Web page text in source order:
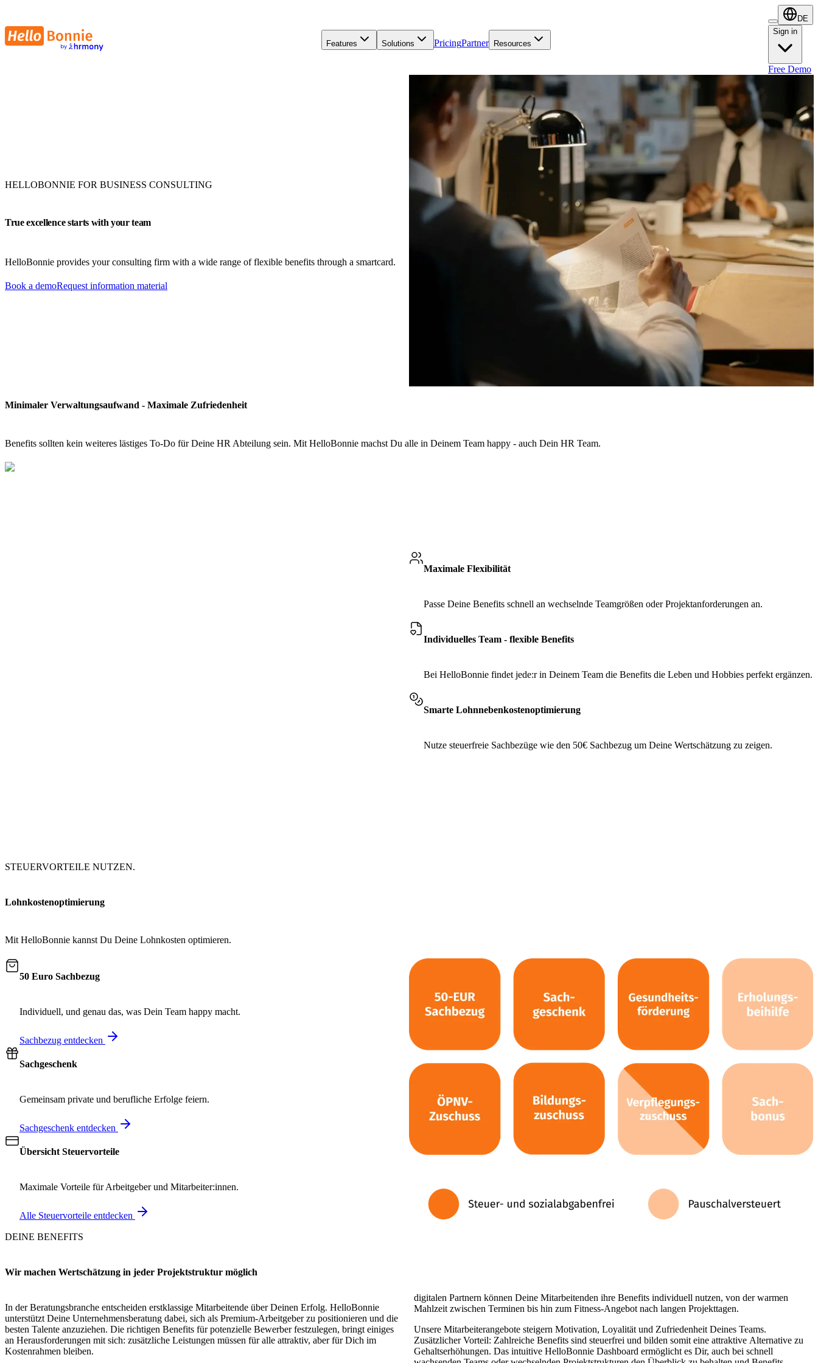
Features Solutions PricingPartner Resources
DE
Sign in
Sign in
Free Demo
HELLOBONNIE FOR BUSINESS CONSULTING
True excellence starts with your team
HelloBonnie provides your consulting firm with a wide range of flexible benefits through a smartcard.
Book a demoRequest information material
Minimaler Verwaltungsaufwand - Maximale Zufriedenheit
Benefits sollten kein weiteres lästiges To-Do für Deine HR Abteilung sein. Mit HelloBonnie machst Du alle in Deinem Team happy - auch Dein HR Team.
Maximale Flexibilität
Passe Deine Benefits schnell an wechselnde Teamgrößen oder Projektanforderungen an.
Individuelles Team - flexible Benefits
Bei HelloBonnie findet jede:r in Deinem Team die Benefits die Leben und Hobbies perfekt ergänzen.
Smarte Lohnnebenkostenoptimierung
Nutze steuerfreie Sachbezüge wie den 50€ Sachbezug um Deine Wertschätzung zu zeigen.
STEUERVORTEILE NUTZEN.
Lohnkostenoptimierung
Mit HelloBonnie kannst Du Deine Lohnkosten optimieren.
50 Euro Sachbezug
Individuell, und genau das, was Dein Team happy macht.
Sachbezug entdecken
Sachgeschenk
Gemeinsam private und berufliche Erfolge feiern.
Sachgeschenk entdecken
Übersicht Steuervorteile
Maximale Vorteile für Arbeitgeber und Mitarbeiter:innen.
Alle Steuervorteile entdecken
DEINE BENEFITS
Wir machen Wertschätzung in jeder Projektstruktur möglich
In der Beratungsbranche entscheiden erstklassige Mitarbeitende über Deinen Erfolg. HelloBonnie
unterstützt Deine Unternehmensberatung dabei, sich als Premium-Arbeitgeber zu positionieren und die
besten Talente anzuziehen. Die richtigen Benefits für potenzielle Bewerber festzulegen, bringt einiges
an Herausforderungen mit sich: zusätzliche Leistungen müssen für alle attraktiv, aber für Dich im
Kostenrahmen bleiben.
digitalen Partnern können Deine Mitarbeitenden ihre Benefits individuell nutzen, von der warmen
Mahlzeit zwischen Terminen bis hin zum Fitness-Angebot nach langen Projekttagen.
Unsere Mitarbeiterangebote steigern Motivation, Loyalität und Zufriedenheit Deines Teams.
Zusätzlicher Vorteil: Zahlreiche Benefits sind steuerfrei und bilden somit eine attraktive Alternative zu
Gehaltserhöhungen. Das intuitive HelloBonnie Dashboard ermöglicht es Dir, auch bei schnell